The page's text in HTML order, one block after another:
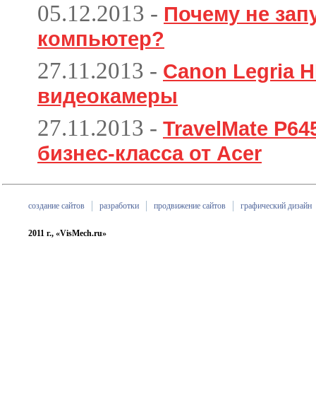
05.12.2013 - Почему не
компьютер?
27.11.2013 - Canon Legria
видеокамеры
27.11.2013 - TravelMate
бизнес-класса от Acer
создание сайтов разработки продвижение сайтов графический дизайн
2011 г., «VisMech.ru»